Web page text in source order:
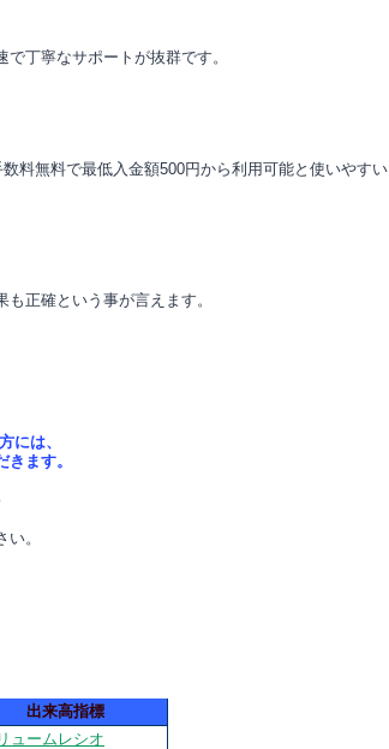
丁寧なサポートが抜群です。
無料で最低入金額500円から利用可能と使いやすい
正確という事が言えます。
には、
ます。
。
出来高指標
ュームレシオ